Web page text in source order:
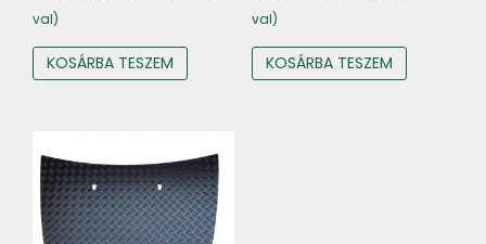
val)
KOSÁRBA TESZEM
val)
KOSÁRBA TESZEM